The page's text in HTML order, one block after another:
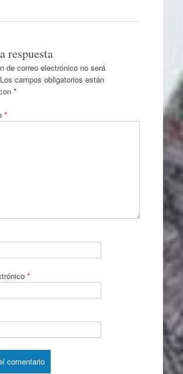
respuesta
de correo electrónico no será
Los campos obligatorios están
*
*
*